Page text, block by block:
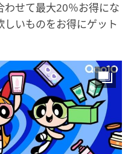
わせて最大20％お得にな
いものをお得にゲット